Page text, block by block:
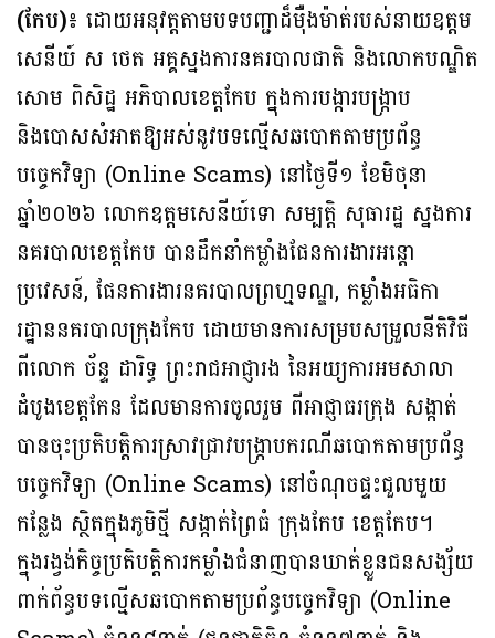
(កែប)៖ ដោយអនុវត្តតាមបទបញ្ជាដ៏ម៉ឺងម៉ាត់របស់នាយឧត្តម
សេនីយ៍ ស ថេត អគ្គស្នងការនគរបាលជាតិ និងលោកបណ្ឌិត
សោម ពិសិដ្ឋ អភិបាលខេត្តកែប ក្នុងការបង្ការបង្ក្រាប
និងបោសសំអាតឱ្យអស់នូវបទល្មើសឆបោកតាមប្រព័ន្ធ
បច្ចេកវិទ្យា (Online Scams) នៅថ្ងៃទី១ ខែមិថុនា
ឆ្នាំ២០២៦ លោកឧត្តមសេនីយ៍ទោ សម្បត្តិ សុធារដ្ឋ ស្នងការ
នគរបាលខេត្តកែប បានដឹកនាំកម្លាំងផែនការងារអន្តោ
ប្រវេសន៍, ផែនការងារនគរបាលព្រហ្មទណ្ឌ, កម្លាំងអធិកា
រដ្ឋាននគរបាលក្រុងកែប ដោយមានការសម្របសម្រួលនីតិវិធី
ពីលោក ច័ន្ទ ដារិទ្ធ ព្រះរាជអាជ្ញារង នៃអយ្យការអមសាលា
ដំបូងខេត្តកែន ដែលមានការចូលរួម ពីអាជ្ញាធរក្រុង សង្កាត់
បានចុះប្រតិបត្តិការស្រាវជ្រាវបង្ក្រាបករណីឆបោកតាមប្រព័ន្ធ
បច្ចេកវិទ្យា (Online Scams) នៅចំណុចផ្ទះជួលមួយ
កន្លែង ស្ថិតក្នុងភូមិថ្មី សង្កាត់ព្រៃធំ ក្រុងកែប ខេត្តកែប។
ក្នុងរង្វង់កិច្ចប្រតិបត្តិការកម្លាំងជំនាញបានឃាត់ខ្លួនជនសង្ស័យ
ពាក់ព័ន្ធបទល្មើសឆបោកតាមប្រព័ន្ធបច្ចេកវិទ្យា (Online